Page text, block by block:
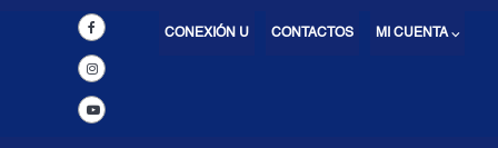
MI CUENTA ⌵
CONTACTOS
CONEXIÓN U